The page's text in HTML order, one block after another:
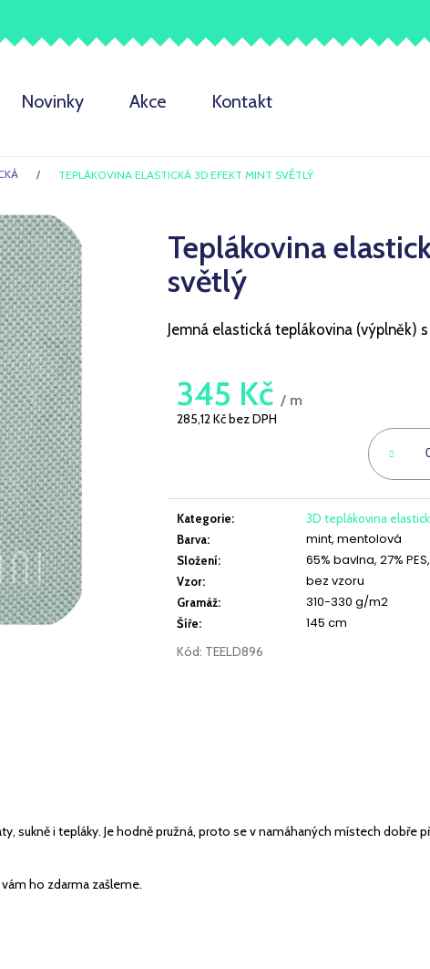
Novinky Akce Kontakt
TEPLÁKOVINA ELASTICKÁ 3D EFEKT MINT SVĚTLÝ
Teplákovina
světlý
Jemná elastická teplákovina (výplněk)
345 Kč / m
285,12 Kč bez DPH
Kategorie:
3D teplákovina
Barva: mint, mentolová
Složení: 65% bavlna, 27%
Vzor: bez vzoru
Gramáž: 310-330 g/m2
Šíře: 145 cm
Kód: TEELD896
sukně i tepláky. Je hodně pružná, proto se v namáhaných místech dobře
ho zdarma zašleme.
najít?
HLEDAT
LATTÉ JEDNOLÍC ELASTICKÝ BANÁNOVÝ